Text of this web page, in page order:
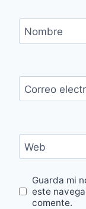
Nombre
Correo
Web
Guarda mi
este
comente.